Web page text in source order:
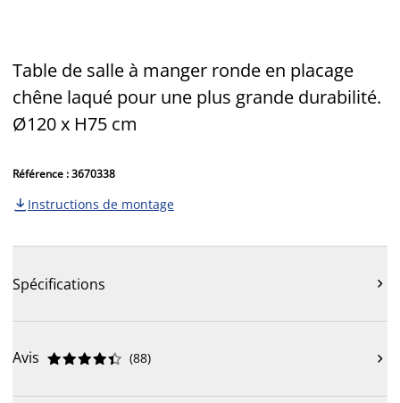
Table de salle à manger ronde en placage
chêne laqué pour une plus grande durabilité.
Ø120 x H75 cm
Référence : 3670338
 Instructions de montage
Spécifications 
Avis 




 (88) 